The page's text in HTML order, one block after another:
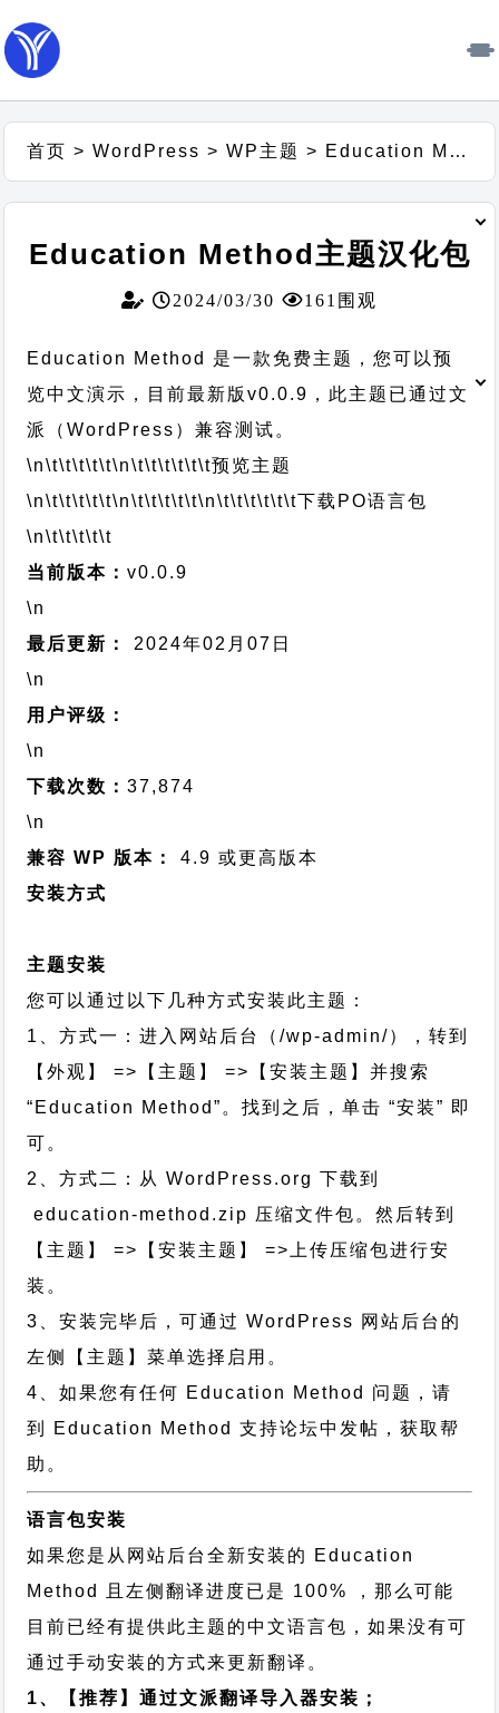
首页 >WordPress >WP主题 > Education Method主题汉化包
Education Method主题汉化包
2024/03/30 161围观
Education Method 是一款免费主题，您可以预
览中文演示，目前最新版v0.0.9，此主题已通过文
派（WordPress）兼容测试。
\n\t\t\t\t\t\n\t\t\t\t\t\t预览主题
\n\t\t\t\t\t\n\t\t\t\t\t\n\t\t\t\t\t\t下载PO语言包
\n\t\t\t\t\t
当前版本：v0.0.9
\n
最后更新：
2024年02月07日
\n
用户评级：
\n
下载次数：37,874
\n
兼容 WP 版本：
4.9 或更高版本
安装方式
主题安装
您可以通过以下几种方式安装此主题：
1、方式一：进入网站后台（/wp-admin/），转到
【外观】 =>【主题】 =>【安装主题】并搜索
“Education Method”。找到之后，单击 “安装” 即
可。
2、方式二：从 WordPress.org 下载到
education-method.zip 压缩文件包。然后转到
【主题】 =>【安装主题】 =>上传压缩包进行安
装。
3、安装完毕后，可通过 WordPress 网站后台的
左侧【主题】菜单选择启用。
4、如果您有任何 Education Method 问题，请
到 Education Method 支持论坛中发帖，获取帮
助。
语言包安装
如果您是从网站后台全新安装的 Education
Method 且左侧翻译进度已是 100% ，那么可能
目前已经有提供此主题的中文语言包，如果没有可
通过手动安装的方式来更新翻译。
1、【推荐】通过文派翻译导入器安装；